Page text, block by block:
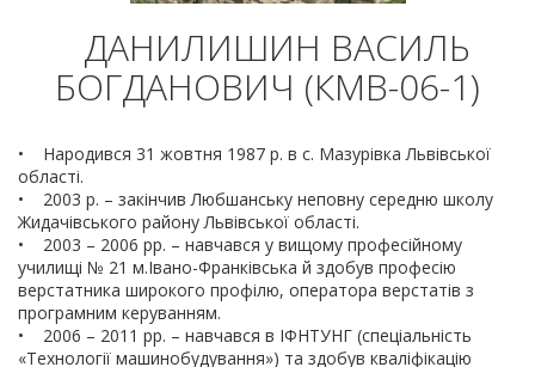
ДАНИЛИШИН ВАСИЛЬ
БОГДАНОВИЧ (КМВ-06-1)
• Народився 31 жовтня 1987 р. в с. Мазурівка Львівської
області.
• 2003 р. – закінчив Любшанську неповну середню школу
Жидачівського району Львівської області.
• 2003 – 2006 рр. – навчався у вищому професійному
училищі № 21 м.Івано-Франківська й здобув професію
верстатника широкого профілю, оператора верстатів з
програмним керуванням.
• 2006 – 2011 рр. – навчався в ІФНТУНГ (спеціальність
«Технології машинобудування») та здобув кваліфікацію